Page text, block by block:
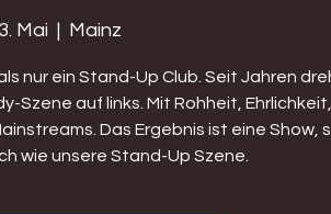
Mai
  |
Mainz
nur ein Stand-Up Club. Seit Jahren
Szene auf links. Mit Rohheit, Ehrlichkeit,
Das Ergebnis ist eine Show,
wie unsere Stand-Up Szene.